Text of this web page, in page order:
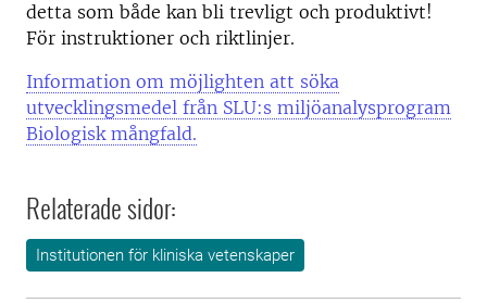
detta som både kan bli trevligt och produktivt!
För instruktioner och riktlinjer.
Information om möjlighten att söka
utvecklingsmedel från SLU:s miljöanalysprogram
Biologisk mångfald.
Relaterade sidor:
Institutionen för kliniska vetenskaper